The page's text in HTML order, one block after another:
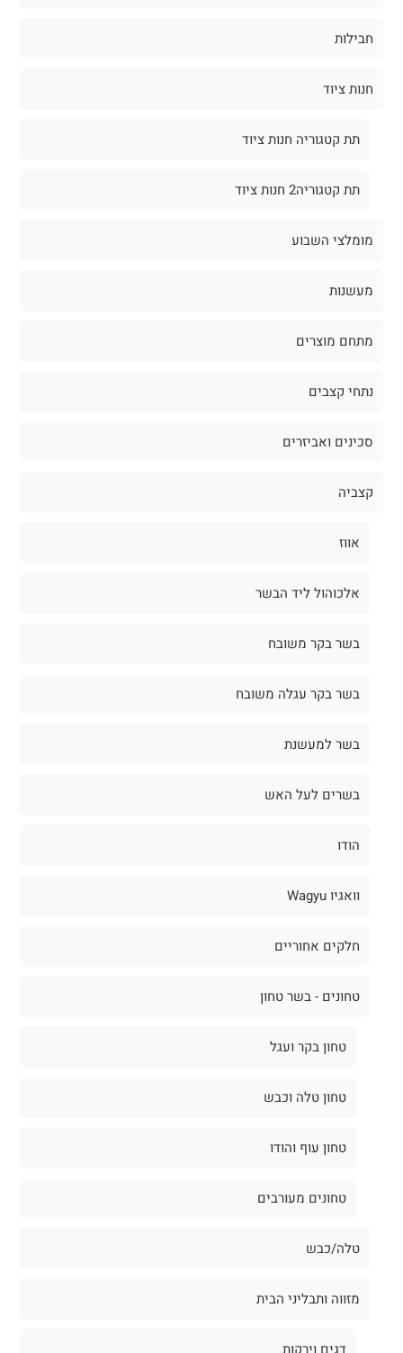
חבילות
חנות ציוד
תת קטגוריה חנות ציוד
תת קטגוריה2 חנות ציוד
מומלצי השבוע
מעשנות
מתחם מוצרים
נתחי קצבים
סכינים ואביזרים
קצביה
אווז
אלכוהול ליד הבשר
בשר בקר משובח
בשר בקר עגלה משובח
בשר למעשנת
בשרים לעל האש
הודו
וואגיו Wagyu
חלקים אחוריים
טחונים - בשר טחון
טחון בקר ועגל
טחון טלה וכבש
טחון עוף והודו
טחונים מעורבים
טלה/כבש
מזווה ותבליני הבית